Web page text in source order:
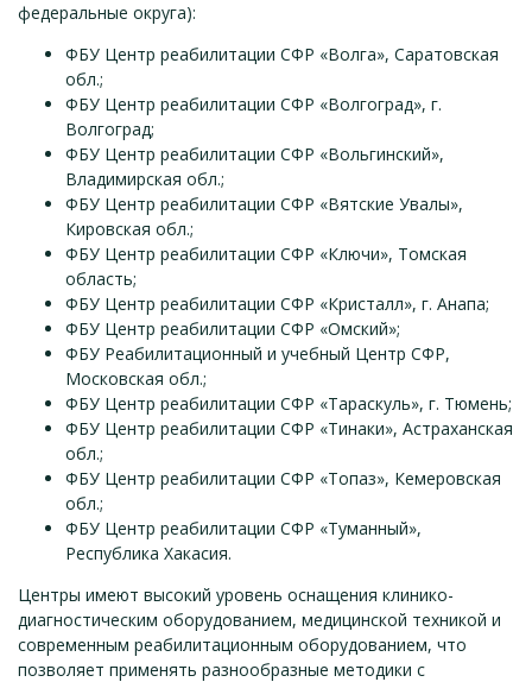
федеральные округа):
ФБУ Центр реабилитации СФР «Волга», Саратовская
обл.;
ФБУ Центр реабилитации СФР «Волгоград», г.
Волгоград;
ФБУ Центр реабилитации СФР «Вольгинский»,
Владимирская обл.;
ФБУ Центр реабилитации СФР «Вятские Увалы»,
Кировская обл.;
ФБУ Центр реабилитации СФР «Ключи», Томская
область;
ФБУ Центр реабилитации СФР «Кристалл», г. Анапа;
ФБУ Центр реабилитации СФР «Омский»;
ФБУ Реабилитационный и учебный Центр СФР,
Московская обл.;
ФБУ Центр реабилитации СФР «Тараскуль», г. Тюмень;
ФБУ Центр реабилитации СФР «Тинаки», Астраханская
обл.;
ФБУ Центр реабилитации СФР «Топаз», Кемеровская
обл.;
ФБУ Центр реабилитации СФР «Туманный»,
Республика Хакасия.
Центры имеют высокий уровень оснащения клинико-
диагностическим оборудованием, медицинской техникой и
современным реабилитационным оборудованием, что
позволяет применять разнообразные методики с